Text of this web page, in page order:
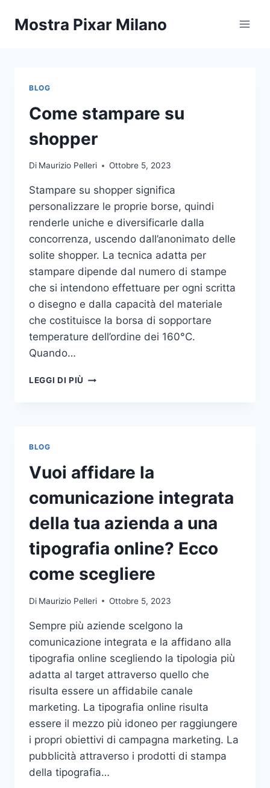
Mostra Pixar Milano
BLOG
Come stampare su
shopper
Di Maurizio Pelleri Ottobre 5, 2023
Stampare su shopper significa
personalizzare le proprie borse, quindi
renderle uniche e diversificarle dalla
concorrenza, uscendo dall’anonimato delle
solite shopper. La tecnica adatta per
stampare dipende dal numero di stampe
che si intendono effettuare per ogni scritta
o disegno e dalla capacità del materiale
che costituisce la borsa di sopportare
temperature dell’ordine dei 160°C.
Quando…
LEGGI DI PIÙ COME
BLOG
Vuoi affidare la
comunicazione integrata
della tua azienda a una
tipografia online? Ecco
come scegliere
Di Maurizio Pelleri Ottobre 5, 2023
Sempre più aziende scelgono la
comunicazione integrata e la affidano alla
tipografia online scegliendo la tipologia più
adatta al target attraverso quello che
risulta essere un affidabile canale
marketing. La tipografia online risulta
essere il mezzo più idoneo per raggiungere
i propri obiettivi di campagna marketing. La
pubblicità attraverso i prodotti di stampa
della tipografia…